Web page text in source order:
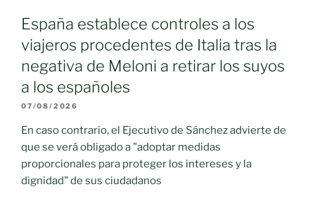
España establece controles a los
viajeros procedentes de Italia tras la
negativa de Meloni a retirar los suyos
a los españoles
07/08/2026
En caso contrario, el Ejecutivo de Sánchez advierte de
que se verá obligado a "adoptar medidas
proporcionales para proteger los intereses y la
dignidad" de sus ciudadanos